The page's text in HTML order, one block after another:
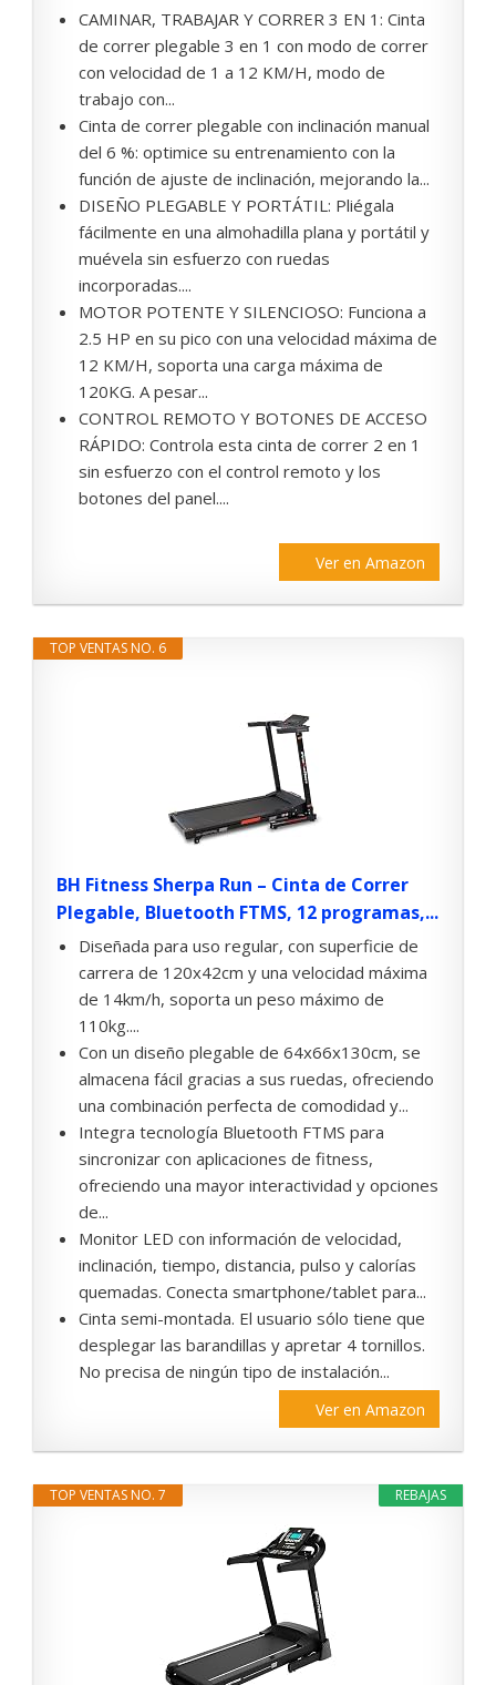
CAMINAR, TRABAJAR Y CORRER 3 EN 1: Cinta
de correr plegable 3 en 1 con modo de correr
con velocidad de 1 a 12 KM/H, modo de
trabajo con...
Cinta de correr plegable con inclinación manual
del 6 %: optimice su entrenamiento con la
función de ajuste de inclinación, mejorando la...
DISEÑO PLEGABLE Y PORTÁTIL: Pliégala
fácilmente en una almohadilla plana y portátil y
muévela sin esfuerzo con ruedas
incorporadas....
MOTOR POTENTE Y SILENCIOSO: Funciona a
2.5 HP en su pico con una velocidad máxima de
12 KM/H, soporta una carga máxima de
120KG. A pesar...
CONTROL REMOTO Y BOTONES DE ACCESO
RÁPIDO: Controla esta cinta de correr 2 en 1
sin esfuerzo con el control remoto y los
botones del panel....
Ver en Amazon
TOP VENTAS NO. 6
BH Fitness Sherpa Run – Cinta de Correr
Plegable, Bluetooth FTMS, 12 programas,...
Diseñada para uso regular, con superficie de
carrera de 120x42cm y una velocidad máxima
de 14km/h, soporta un peso máximo de
110kg....
Con un diseño plegable de 64x66x130cm, se
almacena fácil gracias a sus ruedas, ofreciendo
una combinación perfecta de comodidad y...
Integra tecnología Bluetooth FTMS para
sincronizar con aplicaciones de fitness,
ofreciendo una mayor interactividad y opciones
de...
Monitor LED con información de velocidad,
inclinación, tiempo, distancia, pulso y calorías
quemadas. Conecta smartphone/tablet para...
Cinta semi-montada. El usuario sólo tiene que
desplegar las barandillas y apretar 4 tornillos.
No precisa de ningún tipo de instalación...
Ver en Amazon
REBAJAS
TOP VENTAS NO. 7